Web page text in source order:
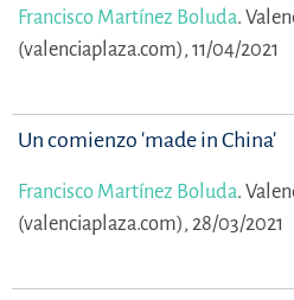
Francisco Martínez Boluda.
(valenciaplaza.com), 11/04/2021
Un comienzo 'made in China'
Francisco Martínez Boluda.
(valenciaplaza.com), 28/03/2021